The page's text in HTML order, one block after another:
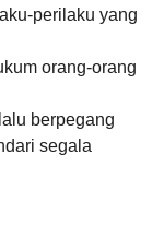
perilaku yang
orang-orang
berpegang
segala